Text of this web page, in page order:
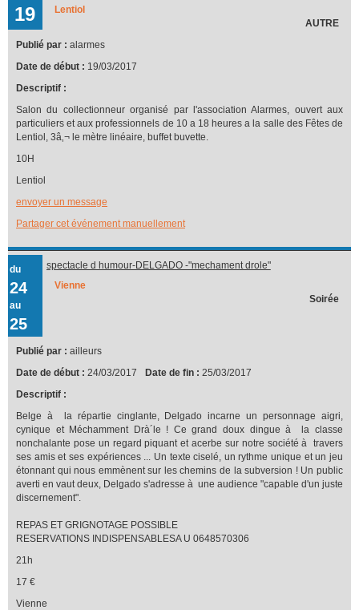
19
Lentiol
AUTRE
Publié par : alarmes
Date de début : 19/03/2017
Descriptif :
Salon du collectionneur organisé par l'association Alarmes, ouvert aux
particuliers et aux professionnels de 10 a 18 heures a la salle des Fêtes de
Lentiol, 3â‚¬ le mètre linéaire, buffet buvette.
10H
Lentiol
envoyer un message
Partager cet événement manuellement
du
24
au
25
spectacle d humour-DELGADO -"mechament drole"
Vienne
Soirée
Publié par : ailleurs
Date de début : 24/03/2017 Date de fin : 25/03/2017
Descriptif :
Belge à la répartie cinglante, Delgado incarne un personnage aigri,
cynique et Méchamment Drà´le ! Ce grand doux dingue à la classe
nonchalante pose un regard piquant et acerbe sur notre société à travers
ses amis et ses expériences ... Un texte ciselé, un rythme unique et un jeu
étonnant qui nous emmènent sur les chemins de la subversion ! Un public
averti en vaut deux, Delgado s'adresse à une audience "capable d'un juste
discernement".
REPAS ET GRIGNOTAGE POSSIBLE
RESERVATIONS INDISPENSABLESA U 0648570306
21h
17 €
Vienne